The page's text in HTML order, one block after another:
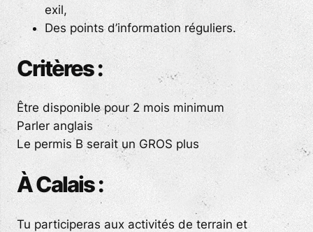
exil,
Des points d’information réguliers.
Critères :
Être disponible pour 2 mois minimum
Parler anglais
Le permis B serait un GROS plus
À Calais :
Tu participeras aux activités de terrain et